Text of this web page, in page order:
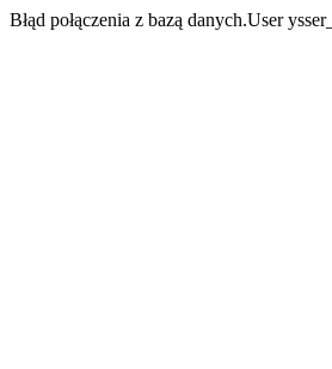
Błąd połączenia z bazą danych.User